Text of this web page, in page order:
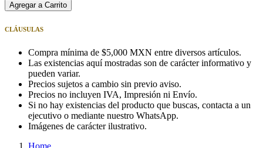
Agregar a Carrito
CLÁUSULAS
Compra mínima de $5,000 MXN entre diversos artículos.
Las existencias aquí mostradas son de carácter informativo y
pueden variar.
Precios sujetos a cambio sin previo aviso.
Precios no incluyen IVA, Impresión ni Envío.
Si no hay existencias del producto que buscas, contacta a un
ejecutivo o mediante nuestro WhatsApp.
Imágenes de carácter ilustrativo.
Home